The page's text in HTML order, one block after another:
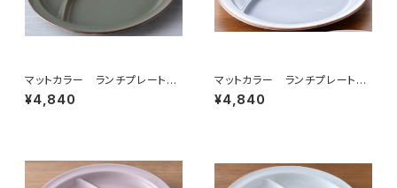
マットカラー ランチプレート
（カーキ）
¥4,840
マットカラー ランチプレート
（グレー）
¥4,840